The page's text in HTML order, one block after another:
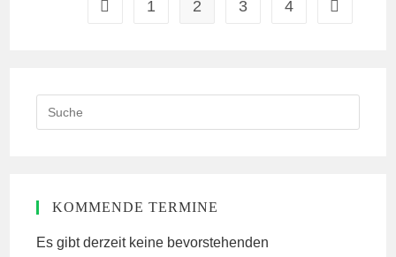
Gehe zur vorherigen Seite
1 2 3 4
this
KOMMENDE TERMINE
Es gibt derzeit keine bevorstehenden